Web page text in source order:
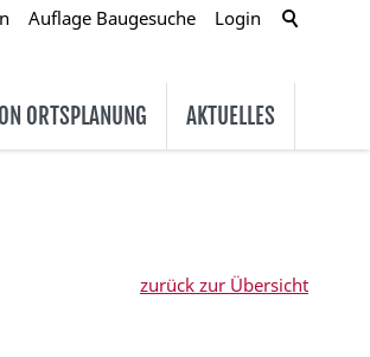
Auflage Baugesuche Login
ORTSPLANUNG AKTUELLES
zurück zur Übersicht